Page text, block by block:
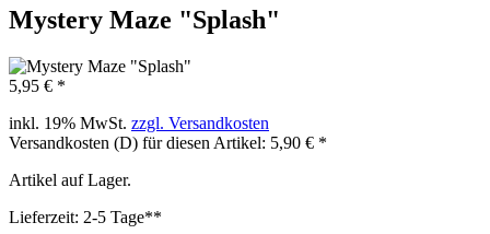
Mystery Maze "Splash"
5,95 € *
inkl. 19% MwSt. zzgl. Versandkosten
Versandkosten (D) für diesen Artikel: 5,90 € *
Artikel auf Lager.
Lieferzeit: 2-5 Tage**